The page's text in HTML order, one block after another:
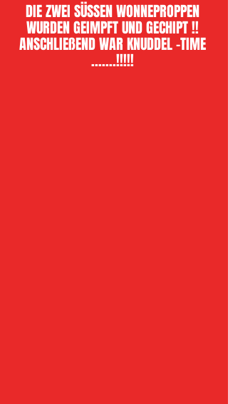
DIE ZWEI SÜSSEN WONNEPROPPEN
WURDEN GEIMPFT UND GECHIPT !!
ANSCHLIEßEND WAR KNUDDEL -TIME
.......!!!!!